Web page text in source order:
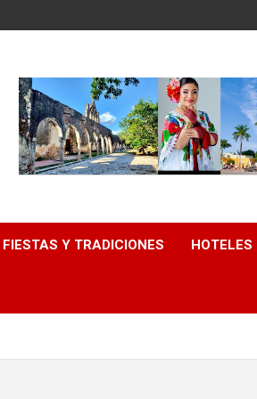
FIESTAS Y TRADICIONES HOTELES